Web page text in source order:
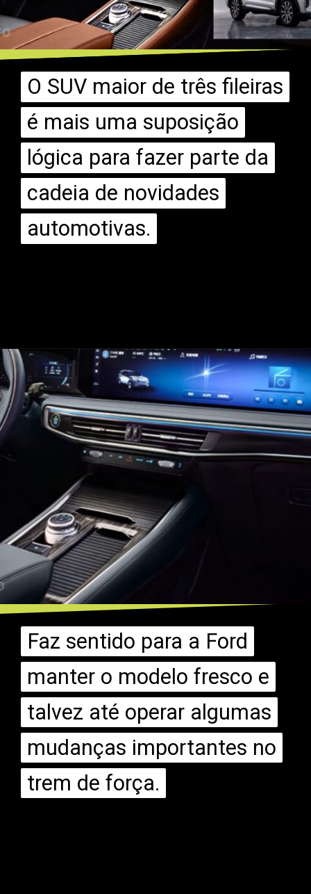
O SUV maior de três fileiras
é mais uma suposição
lógica para fazer parte da
cadeia de novidades
automotivas.
O SUV maior de três fileiras
é mais uma suposição
lógica para fazer parte da
cadeia de novidades
automotivas.
Opening https://mundofixa.com.br/para-impactar-nova-geracao-de-suv-da-ford-surge-de-forma-magistral/
Faz sentido para a Ford
manter o modelo fresco e
talvez até operar algumas
mudanças importantes no
trem de força.
Faz sentido para a Ford
manter o modelo fresco e
talvez até operar algumas
mudanças importantes no
trem de força.